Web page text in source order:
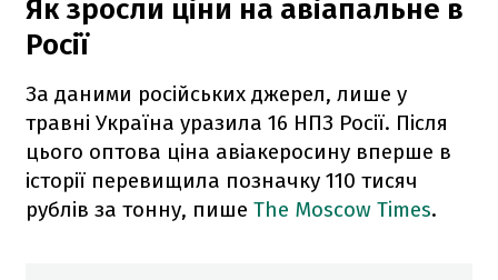
Як зросли ціни на авіапальне в
Росії
За даними російських джерел, лише у
травні Україна уразила 16 НПЗ Росії. Після
цього оптова ціна авіакеросину вперше в
історії перевищила позначку 110 тисяч
рублів за тонну, пише The Moscow Times.